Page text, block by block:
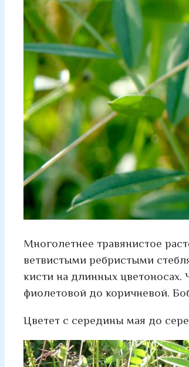
Многолетнее травянистое
ветвистыми ребристыми
кисти на длинных цветоносах.
фиолетовой до коричневой.
Цветет с середины мая до